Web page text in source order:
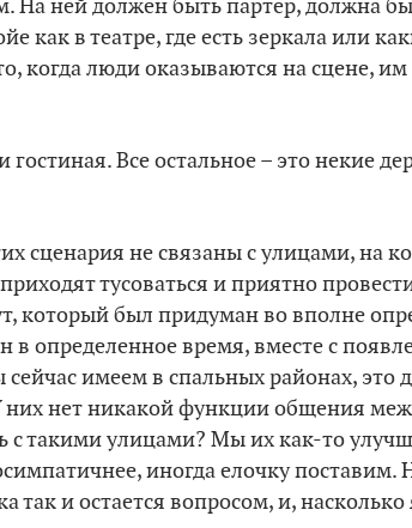
На ней должен быть партер, должна
как в театре, где есть зеркала или
когда люди оказываются на сцене,
гостиная. Все остальное – это некие
сценария не связаны с улицами, на
тусоваться и приятно
который был придуман во вполне
в определенное время, вместе с
имеем в спальных районах, это
нет никакой функции общения
с такими улицами? Мы их как-то
иногда елочку поставим.
так и остается вопросом, и,